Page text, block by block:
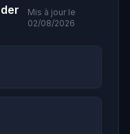
Mis à jour le
02/08/2026